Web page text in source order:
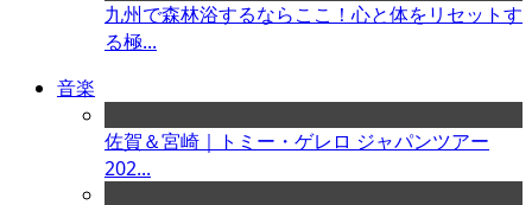
九州で森林浴するならここ！心と体をリセットす
る極...
音楽
佐賀＆宮崎｜トミー・ゲレロ ジャパンツアー
202...